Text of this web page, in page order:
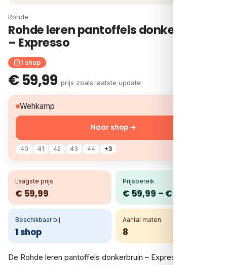
Rohde
Rohde leren pantoffels donkerbruin
– Expresso
1 shop
€ 59,99· prijs zoals laatste update
Wehkamp
40 41 42 43 44 +3
Naar shop →
Laagste prijs
€ 59,99
Prijsbereik
€ 59,99 – € 59,99
Beschikbaar bij
1 shop
Aantal maten
8
De Rohde leren pantoffels donkerbruin – Expresso vergelijk